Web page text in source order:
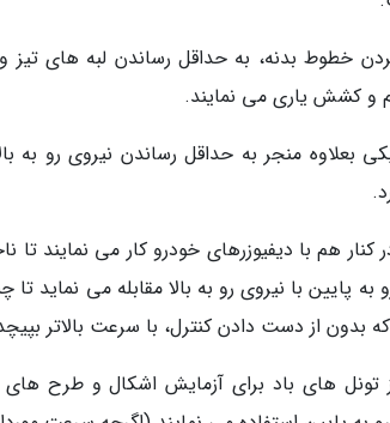
خطوط بدنه، به حداقل رساندن لبه های
و کشش یاری می نمایند.
بعلاوه منجر به حداقل رساندن نیروی رو به
هم با دیفیوزرهای خودرو کار می نمایند تا
به پایین با نیروی رو به بالا مقابله می نماید
بدون از دست دادن کنترل، با سرعت بالاتر
تونل های باد برای آزمایش اشکال و طرح